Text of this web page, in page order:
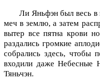
Ли Яньфэн был весь в
меч в землю, а затем
вытер все пятна крови
раздались громкие
собрались здесь, чтобы
входили даже
Тяньчэн.